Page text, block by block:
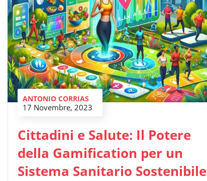
ANTONIO CORRIAS
17 Novembre, 2023
Cittadini e Salute: Il Potere
della Gamification per un
Sistema Sanitario Sostenibile